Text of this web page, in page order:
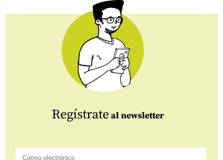
Regístrate al newsletter